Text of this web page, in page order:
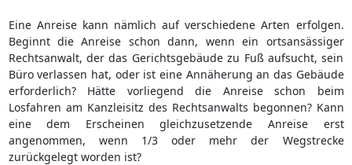
Eine Anreise kann nämlich auf verschiedene Arten erfolgen.
Beginnt die Anreise schon dann, wenn ein ortsansässiger
Rechtsanwalt, der das Gerichtsgebäude zu Fuß aufsucht, sein
Büro verlassen hat, oder ist eine Annäherung an das Gebäude
erforderlich? Hätte vorliegend die Anreise schon beim
Losfahren am Kanzleisitz des Rechtsanwalts begonnen? Kann
eine dem Erscheinen gleichzusetzende Anreise erst
angenommen, wenn 1/3 oder mehr der Wegstrecke
zurückgelegt worden ist?